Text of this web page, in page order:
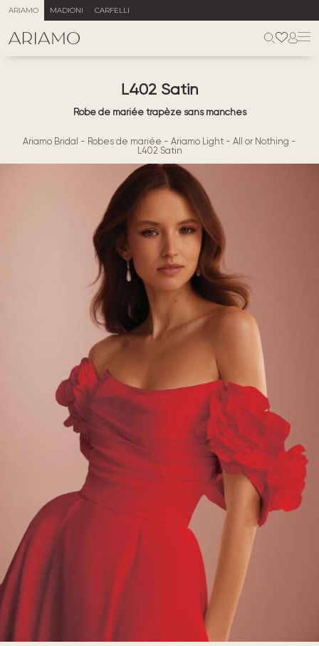
ARIAMO MADIONI CARFELLI
L402 Satin
Robe de mariée trapèze sans manches
Ariamo Bridal - Robes de mariée - Ariamo Light - All or Nothing -
L402 Satin